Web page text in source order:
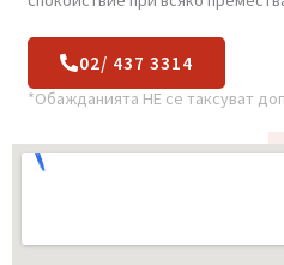
изненади. С „Хамали от
спокойствие при всяко
02/ 437 3314
*Обажданията НЕ се таксуват